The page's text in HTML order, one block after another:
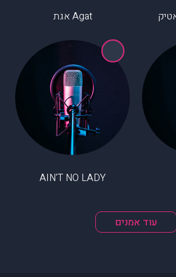
Agat אגת
AIN'T NO LADY
עוד אמנים